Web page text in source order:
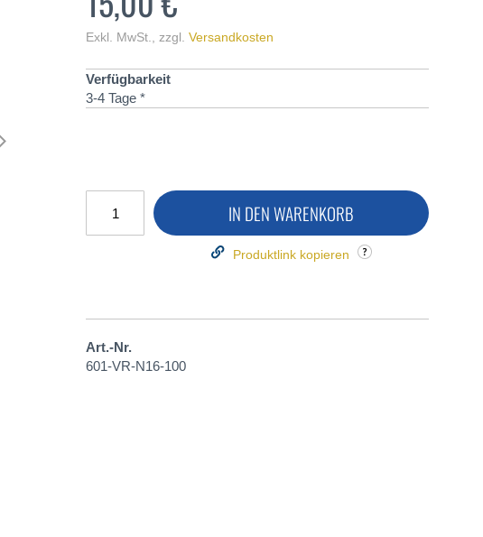
Exkl. MwSt. zzgl. Versandkosten
Verfügbarkeit
3-4 Tage *
IN DEN WARENKORB
Produktlink kopieren
Art.-Nr.
601-VR-N16-100